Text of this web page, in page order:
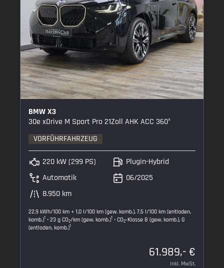
BMW X3
30e xDrive M Sport Pro 21Zoll AHK ACC 360°
VORFÜHRFAHRZEUG
220 kW (299 PS)
Automatik
8.950 km
Plugin-Hybrid
06/2025
22,9 kWh/100 km + 1,0 l/100 km (gew. komb.), 7,5 l/100 km (entladen,
komb.)1 • 23 g CO2/km (gew. komb.)1 • CO2-Klasse B (gew. komb.), G
(entladen, komb.)1
61.989,- €
inkl. MwSt.